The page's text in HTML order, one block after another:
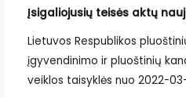
Įsigaliojusių teisės aktų
Lietuvos Respublikos
įgyvendinimo ir pluoštinių
veiklos taisyklės nuo 2022-